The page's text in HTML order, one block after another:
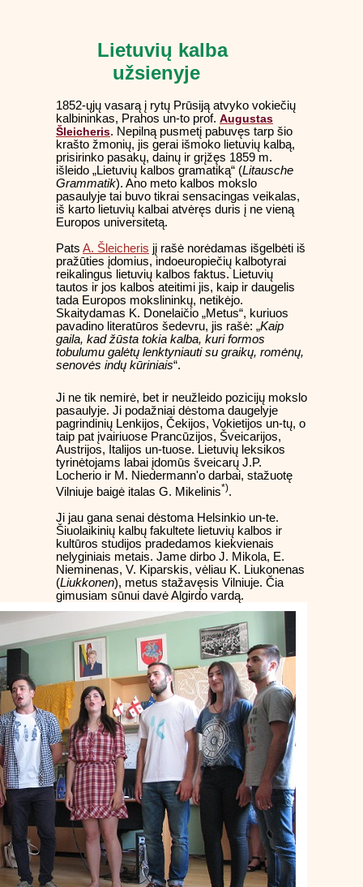
Lietuvių kalba
užsienyje
1852-ųjų vasarą į rytų Prūsiją atvyko vokiečių
kalbininkas, Prahos un-to prof. Augustas
Šleicheris. Nepilną pusmetį pabuvęs tarp šio
krašto žmonių, jis gerai išmoko lietuvių kalbą,
prisirinko pasakų, dainų ir grįžęs 1859 m.
išleido „Lietuvių kalbos gramatiką“ (Litausche
Grammatik). Ano meto kalbos mokslo
pasaulyje tai buvo tikrai sensacingas veikalas,
iš karto lietuvių kalbai atvėręs duris į ne vieną
Europos universitetą.
Pats A. Šleicheris jį rašė norėdamas išgelbėti iš
pražūties įdomius, indoeuropiečių kalbotyrai
reikalingus lietuvių kalbos faktus. Lietuvių
tautos ir jos kalbos ateitimi jis, kaip ir daugelis
tada Europos mokslininkų, netikėjo.
Skaitydamas K. Donelaičio „Metus“, kuriuos
pavadino literatūros šedevru, jis rašė: „Kaip
gaila, kad žūsta tokia kalba, kuri formos
tobulumu galėtų lenktyniauti su graikų, romėnų,
senovės indų kūriniais“.
Ji ne tik nemirė, bet ir neužleido pozicijų mokslo
pasaulyje. Ji podažniai dėstoma daugelyje
pagrindinių Lenkijos, Čekijos, Vokietijos un-tų, o
taip pat įvairiuose Prancūzijos, Šveicarijos,
Austrijos, Italijos un-tuose. Lietuvių leksikos
tyrinėtojams labai įdomūs šveicarų J.P.
Locherio ir M. Niedermann'o darbai, stažuotę
Vilniuje baigė italas G. Mikelinis*).
Ji jau gana senai dėstoma Helsinkio un-te.
Šiuolaikinių kalbų fakultete lietuvių kalbos ir
kultūros studijos pradedamos kiekvienais
nelyginiais metais. Jame dirbo J. Mikola, E.
Nieminenas, V. Kiparskis, vėliau K. Liukonenas
(Liukkonen), metus stažavęsis Vilniuje. Čia
gimusiam sūnui davė Algirdo vardą.